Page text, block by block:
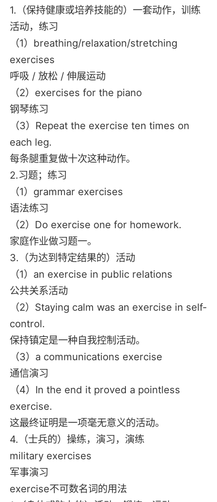
1.（保持健康或培养技能的）一套动作，训练
活动，练习
（1）breathing/relaxation/stretching
exercises
呼吸 / 放松 / 伸展运动
（2）exercises for the piano
钢琴练习
（3）Repeat the exercise ten times on
each leg.
每条腿重复做十次这种动作。
2.习题；练习
（1）grammar exercises
语法练习
（2）Do exercise one for homework.
家庭作业做习题一。
3.（为达到特定结果的）活动
（1）an exercise in public relations
公共关系活动
（2）Staying calm was an exercise in self-
control.
保持镇定是一种自我控制活动。
（3）a communications exercise
通信演习
（4）In the end it proved a pointless
exercise.
这最终证明是一项毫无意义的活动。
4.（士兵的）操练，演习，演练
military exercises
军事演习
exercise不可数名词的用法